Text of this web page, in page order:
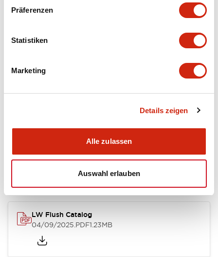
Präferenzen
Statistiken
Marketing
Details zeigen
Alle zulassen
Auswahl erlauben
portion)
Dokumente und Dateien
Kataloge & Broschüren Genehmigungen & Standards
LW Flush Catalog
04/09/2025.PDF1.23MB